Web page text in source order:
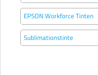
EPSON Workforce Tinten
Sublimationstinte